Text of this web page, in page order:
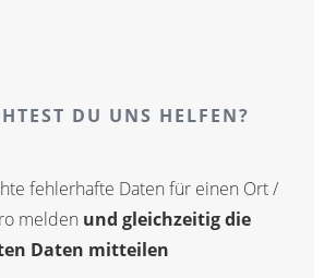
DU UNS HELFEN?
fehlerhafte Daten für einen Ort /
melden und gleichzeitig die
Daten mitteilen